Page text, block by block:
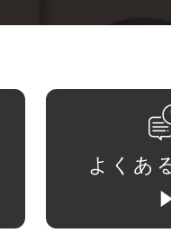
よくあ